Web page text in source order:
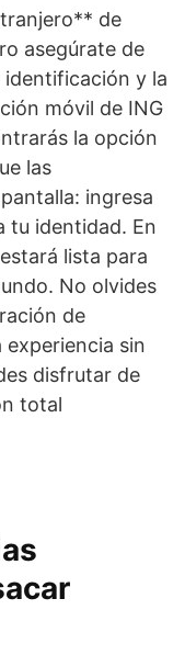
de
asegúrate de
y la
móvil de ING
la opción
las
ingresa
tu identidad. En
lista para
No olvides
de
sin
disfrutar de
total